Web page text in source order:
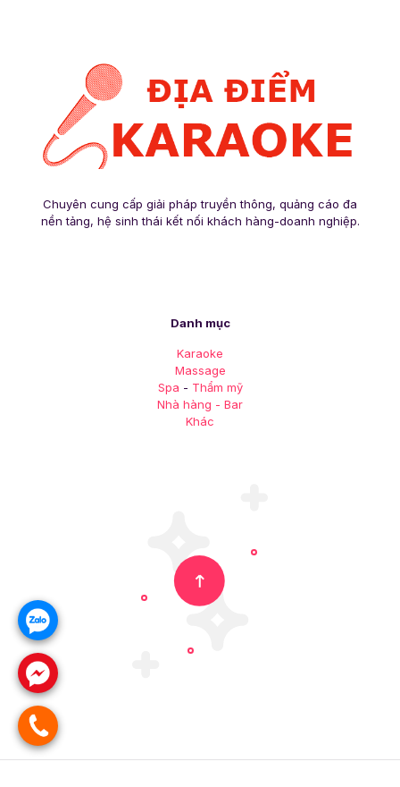
Chuyên cung cấp giải pháp truyền thông, quảng cáo đa
nền tảng, hệ sinh thái kết nối khách hàng-doanh nghiệp.
Danh mục
Karaoke
Massage
Spa - Thẩm mỹ
Nhà hàng - Bar
Khác